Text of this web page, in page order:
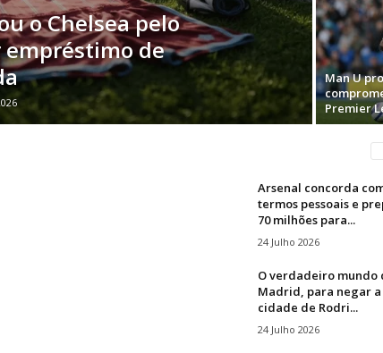
o Chelsea pelo
de
Man U
Premier
Arsenal concorda
termos pessoais e
70 milhões para...
24 Julho 2026
O verdadeiro mundo
Madrid, para negar a
cidade de Rodri...
24 Julho 2026